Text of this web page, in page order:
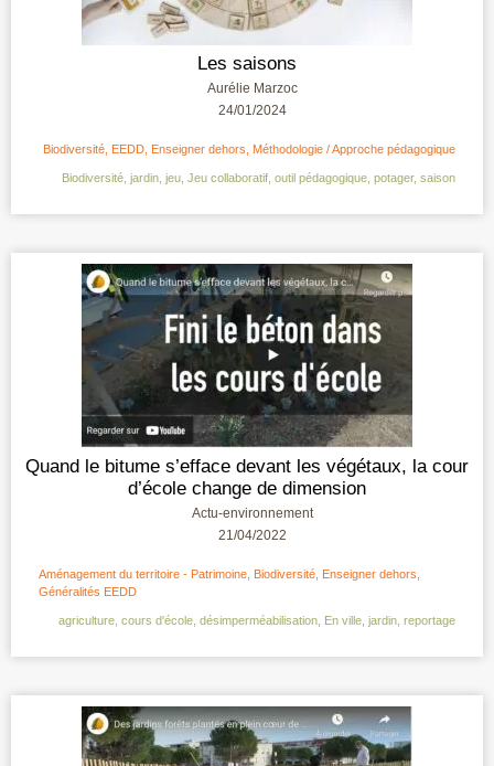
Les saisons
Aurélie Marzoc
24/01/2024
Biodiversité EEDD Enseigner dehors Méthodologie / Approche pédagogique
Biodiversité jardin jeu Jeu collaboratif outil pédagogique potager, saison
Quand le bitume s’efface devant les végétaux, la cour
d’école change de dimension
Actu-environnement
21/04/2022
Aménagement du territoire - Patrimoine Biodiversité Enseigner dehors
Généralités EEDD
agriculture cours d'école désimperméabilisation En ville jardin reportage